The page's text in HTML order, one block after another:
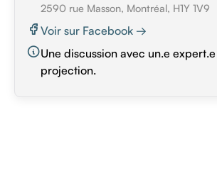
2590 rue Masson, Montréal, H1Y 1V9
Voir sur Facebook →
Une discussion avec un.e
projection.